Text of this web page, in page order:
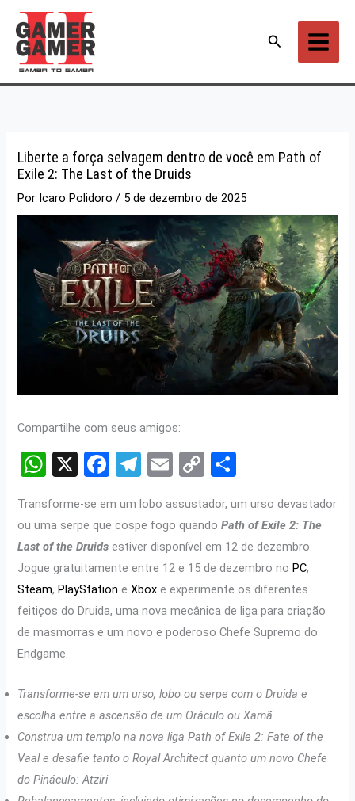
para
conteúdo
Pesquisar
Liberte a força selvagem dentro de você em Path of
Exile 2: The Last of the Druids
Por Icaro Polidoro/ 5 de dezembro de 2025
Compartilhe com seus amigos:
W
at
s
A
p
p
X
F
ce
b
o
o
k
T
e
gr
a
m
E
ail
C
py
Li
n
k
ar
e
Transforme-se em um lobo assustador, um urso devastador
ou uma serpe que cospe fogo quandoPath of Exile 2: The
Last of the Druids estiver disponível em 12 de dezembro.
Jogue gratuitamente entre 12 e 15 de dezembro noPC,
Steam,PlayStation eXbox e experimente os diferentes
feitiços do Druida, uma nova mecânica de liga para criação
de masmorras e um novo e poderoso Chefe Supremo do
Endgame.
Transforme-se em um urso, lobo ou serpe com o Druida e
escolha entre a ascensão de um Oráculo ou Xamã
Construa um templo na nova liga Path of Exile 2: Fate of the
Vaal e desafie tanto o Royal Architect quanto um novo Chefe
do Pináculo: Atziri